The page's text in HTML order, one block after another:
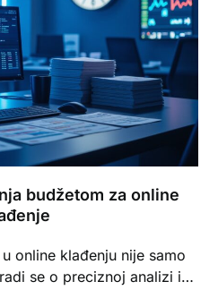
budžetom za online
online klađenju nije samo
se o preciznoj analizi i…